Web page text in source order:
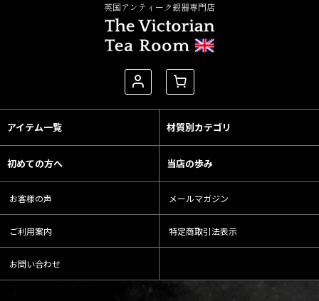
英国アンティーク銀器専門店
アイテム一覧 材質別カテゴリ
初めての方へ 当店の歩み
お客様の声 メールマガジン
ご利用案内 特定商取引法表示
お問い合わせ